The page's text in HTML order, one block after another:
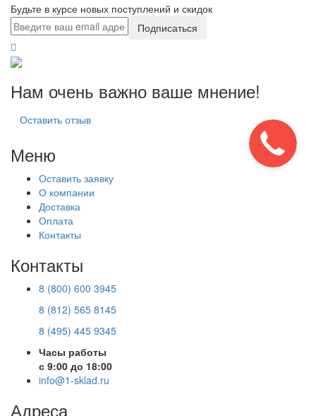
Будьте в курсе новых поступлений и скидок
Подписаться
Нам очень важно ваше мнение!
Оставить отзыв
Меню
Оставить заявку
О компании
Доставка
Оплата
Контакты
Контакты
8 (800) 600 3945
8 (812) 565 8145
8 (495) 445 9345
Часы работы
с 9:00 до 18:00
info@1-sklad.ru
Адреса